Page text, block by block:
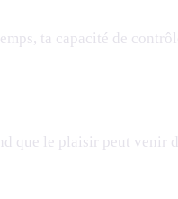
ta capacité de
que le plaisir peut venir